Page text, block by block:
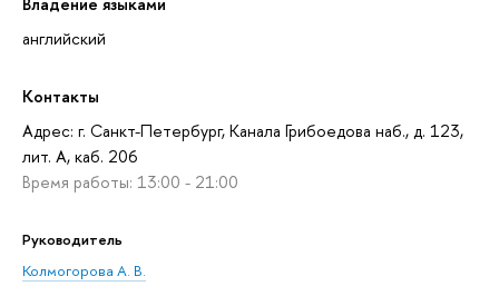
английский
Контакты
Адрес: г. Санкт-Петербург, Канала Грибоедова наб., д. 123,
лит. А, каб. 206
Время работы: 13:00 - 21:00
Руководитель
Колмогорова А. В.